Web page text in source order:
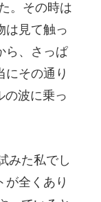
。その時は
は見て触っ
ら、さっぱ
にその通り
波に乗っ
みた私でし
全くあり